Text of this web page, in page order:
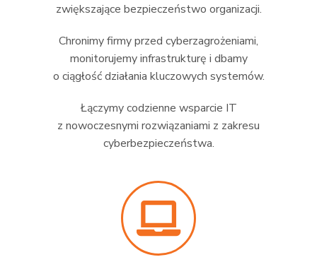
zwiększające bezpieczeństwo organizacji.
Chronimy firmy przed cyberzagrożeniami,
monitorujemy infrastrukturę i dbamy
o ciągłość działania kluczowych systemów.
Łączymy codzienne wsparcie IT
z nowoczesnymi rozwiązaniami z zakresu
cyberbezpieczeństwa.